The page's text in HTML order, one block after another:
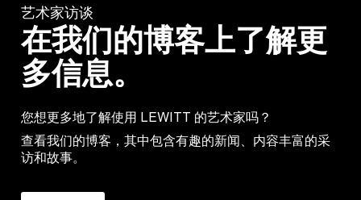
艺术家访谈
在我们的博客上了解更
多信息。
您想更多地了解使用 LEWITT 的艺术家吗？
查看我们的博客，其中包含有趣的新闻、内容丰富的采
访和故事。